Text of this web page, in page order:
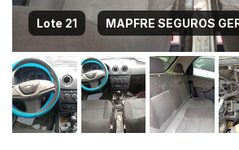
Lote 21 MAPFRE SEGUROS